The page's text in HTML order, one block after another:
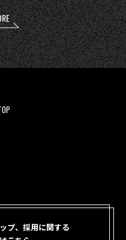
プ、採用に関する